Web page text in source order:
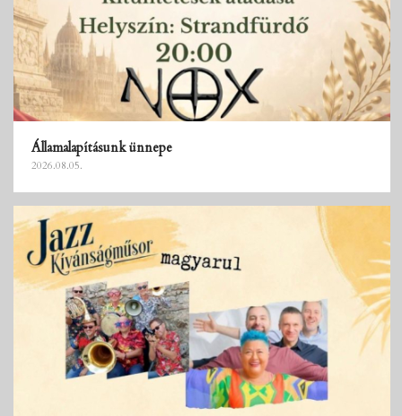
Államalapításunk ünnepe
2026.08.05.